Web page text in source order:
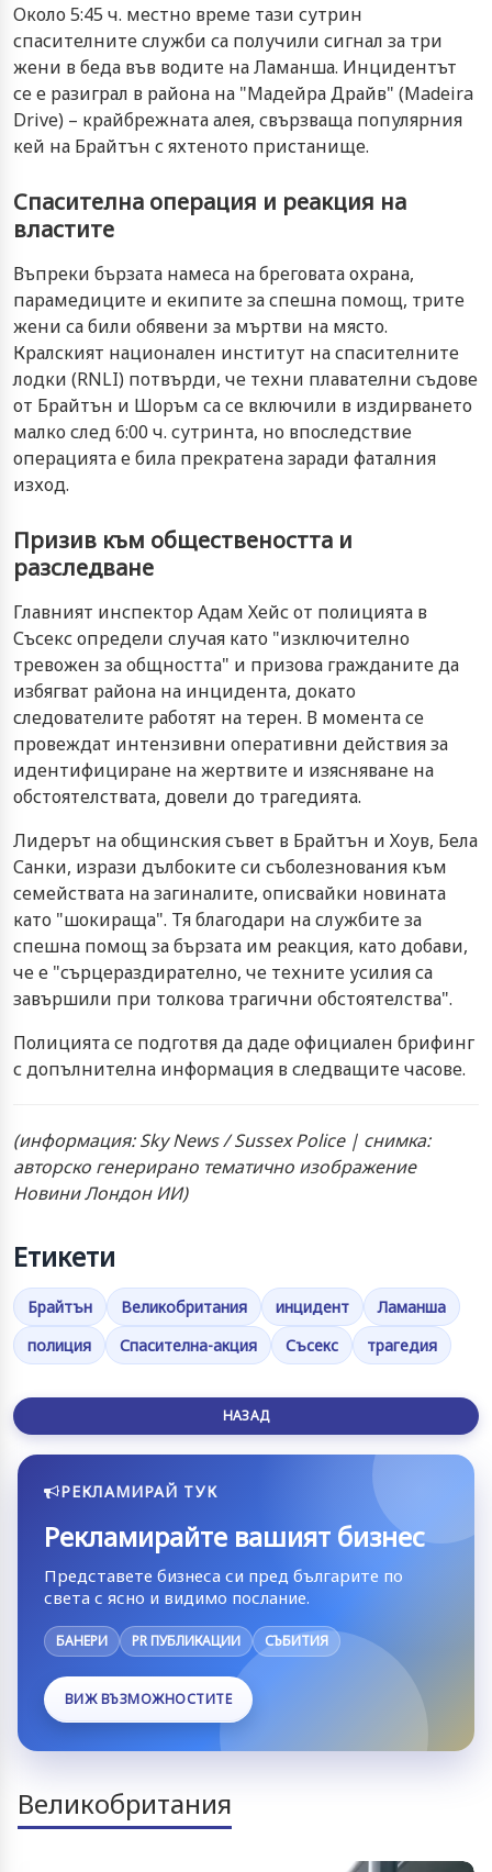
Около 5:45 ч. местно време тази сутрин
спасителните служби са получили сигнал за три
жени в беда във водите на Ламанша. Инцидентът
се е разиграл в района на "Мадейра Драйв" (Madeira
Drive) – крайбрежната алея, свързваща популярния
кей на Брайтън с яхтеното пристанище.
Спасителна операция и реакция на
властите
Въпреки бързата намеса на бреговата охрана,
парамедиците и екипите за спешна помощ, трите
жени са били обявени за мъртви на място.
Кралският национален институт на спасителните
лодки (RNLI) потвърди, че техни плавателни съдове
от Брайтън и Шоръм са се включили в издирването
малко след 6:00 ч. сутринта, но впоследствие
операцията е била прекратена заради фаталния
изход.
Призив към обществеността и
разследване
Главният инспектор Адам Хейс от полицията в
Съсекс определи случая като "изключително
тревожен за общността" и призова гражданите да
избягват района на инцидента, докато
следователите работят на терен. В момента се
провеждат интензивни оперативни действия за
идентифициране на жертвите и изясняване на
обстоятелствата, довели до трагедията.
Лидерът на общинския съвет в Брайтън и Хоув, Бела
Санки, изрази дълбоките си съболезнования към
семействата на загиналите, описвайки новината
като "шокираща". Тя благодари на службите за
спешна помощ за бързата им реакция, като добави,
че е "сърцераздирателно, че техните усилия са
завършили при толкова трагични обстоятелства".
Полицията се подготвя да даде официален брифинг
с допълнителна информация в следващите часове.
(информация: Sky News / Sussex Police | снимка:
авторско генерирано тематично изображение
Новини Лондон ИИ)
Етикети
Брайтън Великобритания инцидент
Ламанша
полиция
Спасителна-акция Съсекс трагедия
НАЗАД
РЕКЛАМИРАЙ ТУК
Рекламирайте вашият бизнес
Представете бизнеса си пред българите по
света с ясно и видимо послание.
БАНЕРИ PR ПУБЛИКАЦИИ СЪБИТИЯ
ВИЖ ВЪЗМОЖНОСТИТЕ
Великобритания